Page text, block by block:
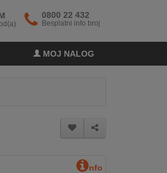
0800 22 432
Besplatni info broj
MOJ NALOG
nfo